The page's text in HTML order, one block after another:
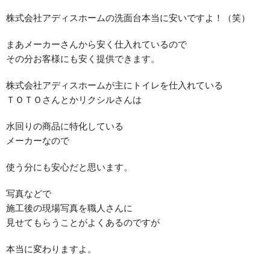
株式会社アディスホームの洗面台本当に安いですよ！（笑）
まあメーカーさんから安く仕入れているので
その分お客様にも安く提供できます。
株式会社アディスホームが主にトイレを仕入れている
ＴＯＴＯさんとかリクシルさんは
水回りの商品に特化している
メーカーなので
使う分にも安心だと思います。
写真などで
施工後の現場写真を職人さんに
見せてもらうことがよくあるのですが
本当に変わりますよ。